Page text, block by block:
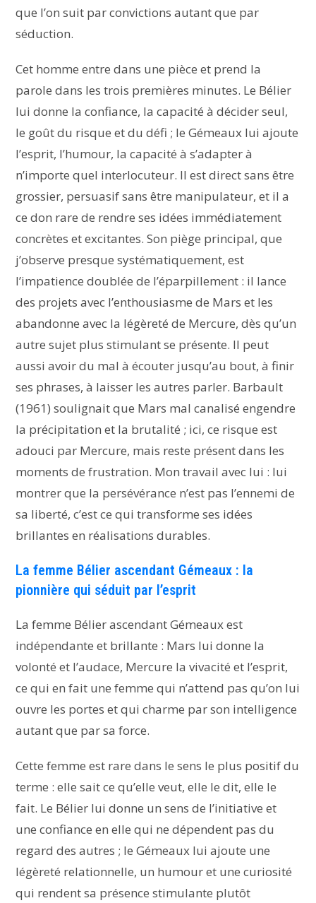
que l’on suit par convictions autant que par
séduction.
Cet homme entre dans une pièce et prend la
parole dans les trois premières minutes. Le Bélier
lui donne la confiance, la capacité à décider seul,
le goût du risque et du défi ; le Gémeaux lui ajoute
l’esprit, l’humour, la capacité à s’adapter à
n’importe quel interlocuteur. Il est direct sans être
grossier, persuasif sans être manipulateur, et il a
ce don rare de rendre ses idées immédiatement
concrètes et excitantes. Son piège principal, que
j’observe presque systématiquement, est
l’impatience doublée de l’éparpillement : il lance
des projets avec l’enthousiasme de Mars et les
abandonne avec la légèreté de Mercure, dès qu’un
autre sujet plus stimulant se présente. Il peut
aussi avoir du mal à écouter jusqu’au bout, à finir
ses phrases, à laisser les autres parler. Barbault
(1961) soulignait que Mars mal canalisé engendre
la précipitation et la brutalité ; ici, ce risque est
adouci par Mercure, mais reste présent dans les
moments de frustration. Mon travail avec lui : lui
montrer que la persévérance n’est pas l’ennemi de
sa liberté, c’est ce qui transforme ses idées
brillantes en réalisations durables.
La femme Bélier ascendant Gémeaux : la
pionnière qui séduit par l’esprit
La femme Bélier ascendant Gémeaux est
indépendante et brillante : Mars lui donne la
volonté et l’audace, Mercure la vivacité et l’esprit,
ce qui en fait une femme qui n’attend pas qu’on lui
ouvre les portes et qui charme par son intelligence
autant que par sa force.
Cette femme est rare dans le sens le plus positif du
terme : elle sait ce qu’elle veut, elle le dit, elle le
fait. Le Bélier lui donne un sens de l’initiative et
une confiance en elle qui ne dépendent pas du
regard des autres ; le Gémeaux lui ajoute une
légèreté relationnelle, un humour et une curiosité
qui rendent sa présence stimulante plutôt